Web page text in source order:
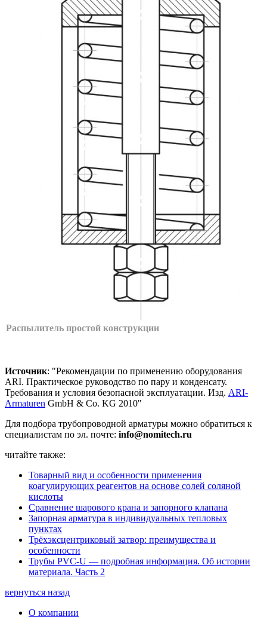
Распылитель простой конструкции
Источник: "Рекомендации по применению оборудования
ARI. Практическое руководство по пару и конденсату.
Требования и условия безопасной эксплуатации. Изд. ARI-
Armaturen GmbH & Co. KG 2010"
Для подбора трубопроводной арматуры можно обратиться к
специалистам по эл. почте: info@nomitech.ru
читайте также:
Товарный вид и особенности применения
коагулирующих реагентов на основе солей соляной
кислоты
Сравнение шарового крана и запорного клапана
Запорная арматура в индивидуальных тепловых
пунктах
Трёхэксцентриковый затвор: преимущества и
особенности
Трубы PVC-U — подробная информация. Об истории
материала. Часть 2
вернуться назад
О компании